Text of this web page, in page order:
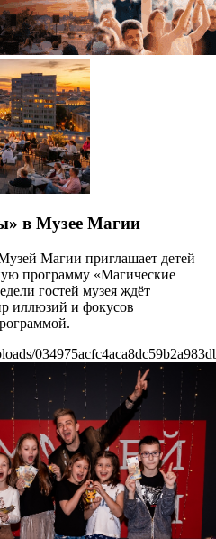
в Музее Магии
Магии приглашает детей
программу «Магические
гостей музея ждёт
иллюзий и фокусов